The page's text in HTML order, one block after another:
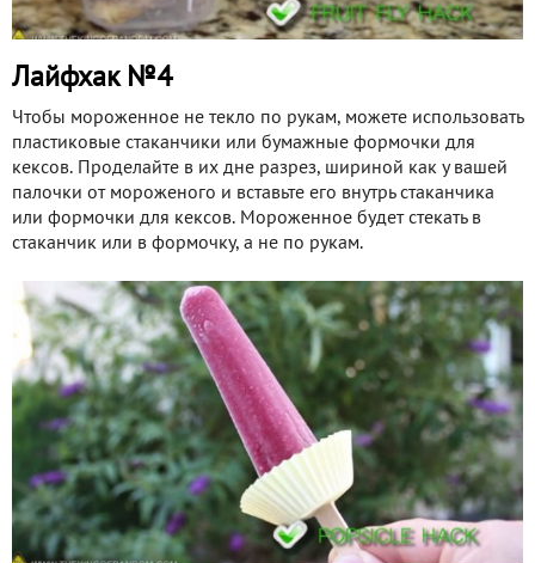
Лайфхак №4
Чтобы мороженное не текло по рукам, можете использовать
пластиковые стаканчики или бумажные формочки для
кексов. Проделайте в их дне разрез, шириной как у вашей
палочки от мороженого и вставьте его внутрь стаканчика
или формочки для кексов. Мороженное будет стекать в
стаканчик или в формочку, а не по рукам.